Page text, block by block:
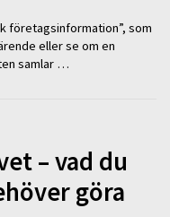
företagsinformation”, som
eller se om en
samlar …
– vad du
göra